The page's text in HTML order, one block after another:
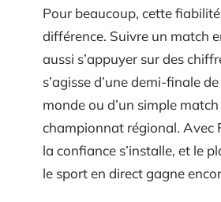
Pour beaucoup, cette
différence. Suivre un match
aussi s’appuyer sur des
s’agisse d’une demi-finale
monde ou d’un simple
championnat régional. Avec
la confiance s’installe, et le
le sport en direct gagne